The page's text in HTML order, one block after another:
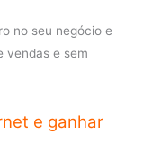
no seu negócio e
vendas e sem
e ganhar